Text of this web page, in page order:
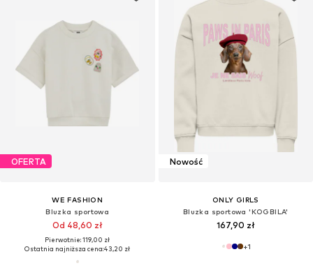
OFERTA
WE FASHION
Bluzka sportowa
Od 48,60 zł
Pierwotnie: 119,00 zł
Ostatnia najniższa cena:43,20 zł
Nowość
ONLY GIRLS
Bluzka sportowa 'KOGBILA'
167,90 zł
+1